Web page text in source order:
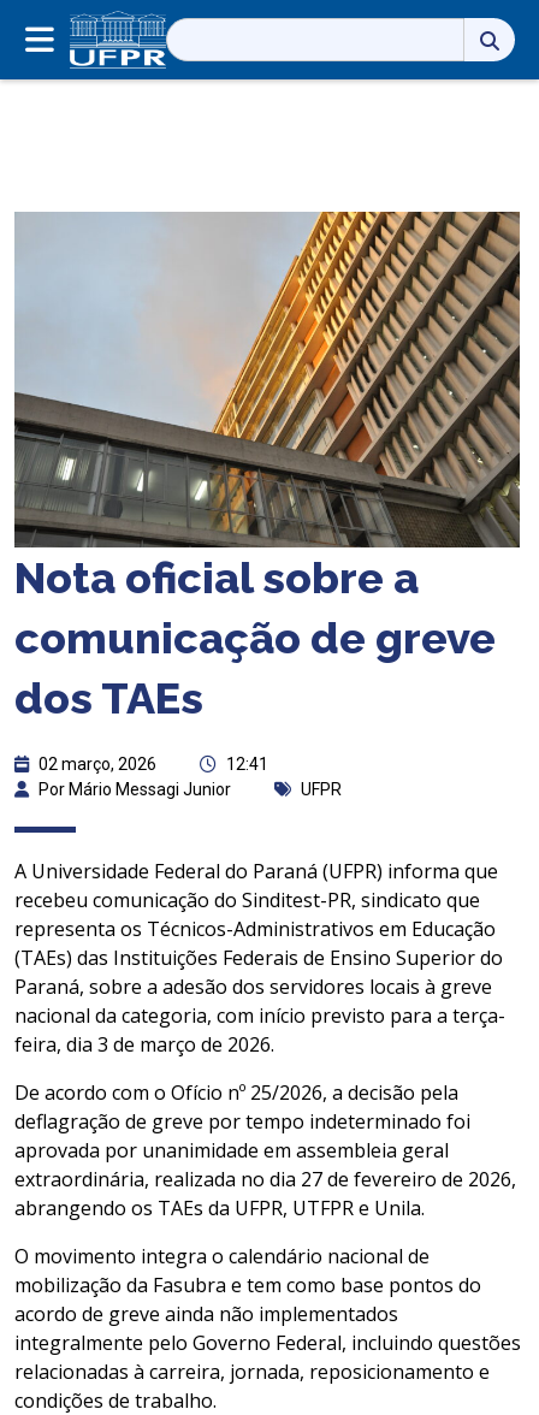
Pesquisar
por:
Nota oficial sobre a
comunicação de greve
dos TAEs
02 março, 2026
12:41
Por Mário Messagi Junior
UFPR
A Universidade Federal do Paraná (UFPR) informa que
recebeu comunicação do Sinditest-PR, sindicato que
representa os Técnicos-Administrativos em Educação
(TAEs) das Instituições Federais de Ensino Superior do
Paraná, sobre a adesão dos servidores locais à greve
nacional da categoria, com início previsto para a terça-
feira, dia 3 de março de 2026.
De acordo com o Ofício nº 25/2026, a decisão pela
deflagração de greve por tempo indeterminado foi
aprovada por unanimidade em assembleia geral
extraordinária, realizada no dia 27 de fevereiro de 2026,
abrangendo os TAEs da UFPR, UTFPR e Unila.
O movimento integra o calendário nacional de
mobilização da Fasubra e tem como base pontos do
acordo de greve ainda não implementados
integralmente pelo Governo Federal, incluindo questões
relacionadas à carreira, jornada, reposicionamento e
condições de trabalho.